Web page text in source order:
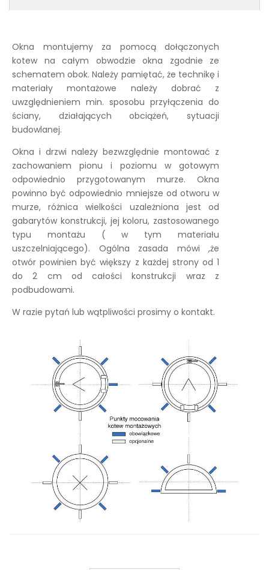
Okna montujemy za pomocą dołączonych
kotew na całym obwodzie okna zgodnie ze
schematem obok. Należy pamiętać, że technikę i
materiały montażowe należy dobrać z
uwzględnieniem min. sposobu przyłączenia do
ściany, działających obciążeń, sytuacji
budowlanej.
Okna i drzwi należy bezwzględnie montować z
zachowaniem pionu i poziomu w gotowym
odpowiednio przygotowanym murze. Okna
powinno być odpowiednio mniejsze od otworu w
murze, różnica wielkości uzależniona jest od
gabarytów konstrukcji, jej koloru, zastosowanego
typu montażu ( w tym materiału
uszczelniającego). Ogólna zasada mówi ,że
otwór powinien być większy z każdej strony od 1
do 2 cm od całości konstrukcji wraz z
podbudowami.
W razie pytań lub wątpliwości prosimy o kontakt.